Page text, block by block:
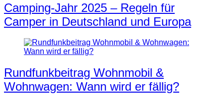
Camping-Jahr 2025 – Regeln für
Camper in Deutschland und Europa
Rundfunkbeitrag Wohnmobil &
Wohnwagen: Wann wird er fällig?